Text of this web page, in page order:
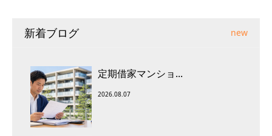
新着ブログ new
定期借家マンショ...
2026.08.07